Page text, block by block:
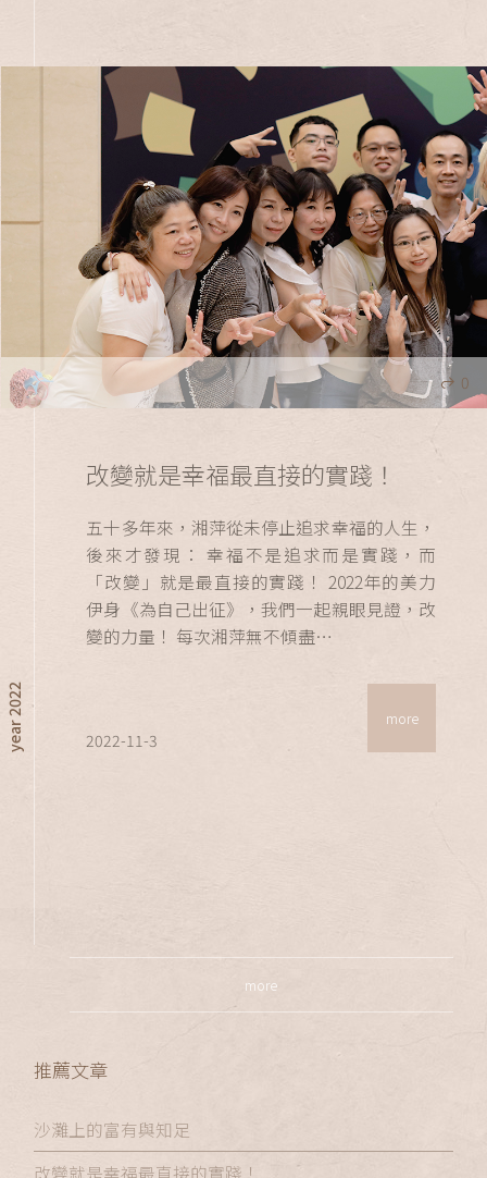
0
改變就是幸福最直接的實踐！
五十多年來，湘萍從未停止追求幸福的人生，
後來才發現： 幸福不是追求而是實踐，而
「改變」就是最直接的實踐！ 2022年的美力
伊身《為自己出征》，我們一起親眼見證，改
變的力量！ 每次湘萍無不傾盡…
year 2022 2022-11-3
more
more
推薦文章
沙灘上的富有與知足
改變就是幸福最直接的實踐！